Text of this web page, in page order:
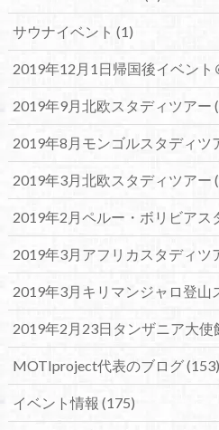
サウナイベント (1)
2019年12月1日帰国後イベント
2019年9月北欧スタディツアー
2019年8月モンゴルスタディツ
2019年3月北欧スタディツアー
2019年2月ペルー・ボリビアス
2019年3月アフリカスタディツ
2019年3月キリマンジャロ登山
2019年2月23日タンザニア大使
MOTIproject代表のブログ(153)
イベント情報 (175)